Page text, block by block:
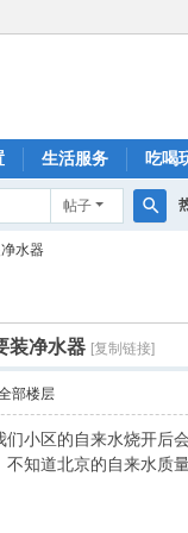
生活服务 吃喝
帖子
水器
装净水器 [复制链接]
部楼层
小区的自来水烧开后
知道北京的自来水质